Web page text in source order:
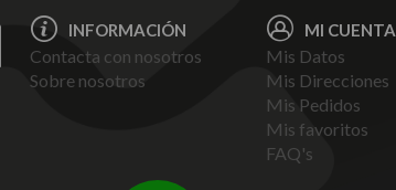
INFORMACIÓN
Contacta con nosotros
Sobre nosotros
MI CUENTA
Mis Datos
Mis Direcciones
Mis Pedidos
Mis favoritos
FAQ's